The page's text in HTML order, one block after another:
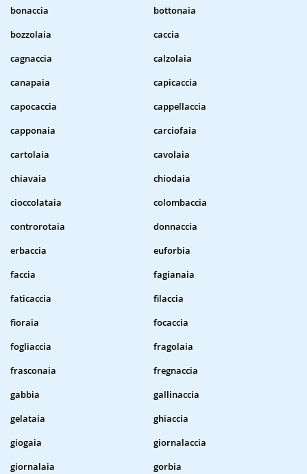
bonaccia
bottonaia
bozzolaia
caccia
cagnaccia
calzolaia
canapaia
capicaccia
capocaccia
cappellaccia
capponaia
carciofaia
cartolaia
cavolaia
chiavaia
chiodaia
cioccolataia
colombaccia
controrotaia
donnaccia
erbaccia
euforbia
faccia
fagianaia
faticaccia
filaccia
fioraia
focaccia
fogliaccia
fragolaia
frasconaia
fregnaccia
gabbia
gallinaccia
gelataia
ghiaccia
giogaia
giornalaccia
giornalaia
gorbia